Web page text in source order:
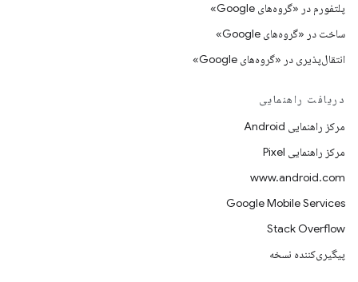
پلتفورم در «گروه‌های Google»
ساخت در «گروه‌های Google»
انتقال‌پذیری در «گروه‌های Google»
دریافت راهنمایی
مرکز راهنمایی Android
مرکز راهنمایی Pixel
www.android.com
Google Mobile Services
Stack Overflow
پیگیری‌کننده نسخه